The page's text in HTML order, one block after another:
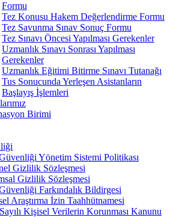
Formu
Tez Konusu Hakem Değerlendirme Formu
Tez Savunma Sınav Sonuç Formu
Tez Sınavı Öncesi Yapılması Gerekenler
Uzmanlık Sınavı Sonrası Yapılması
Gerekenler
Uzmanlık Eğitimi Bitirme Sınavı Tutanağı
Tus Sonucunda Yerleşen Asistanların
Başlayış İşlemleri
Birimi
Yönetim Sistemi Politikası
Gizlilik Sözleşmesi
Gizlilik Sözleşmesi
Farkındalık Bildirgesi
Araştırma İzin Taahhütnamesi
Kişisel Verilerin Korunması Kanunu